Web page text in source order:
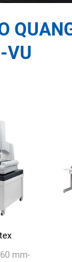
VU
mm-